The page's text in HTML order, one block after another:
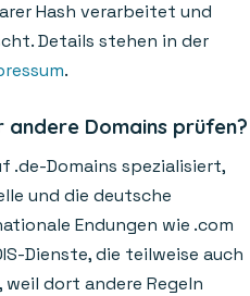
Hash verarbeitet und
Details stehen in der
.
andere Domains prüfen?
.de-Domains spezialisiert,
und die deutsche
Endungen wie .com
Dienste, die teilweise auch
dort andere Regeln